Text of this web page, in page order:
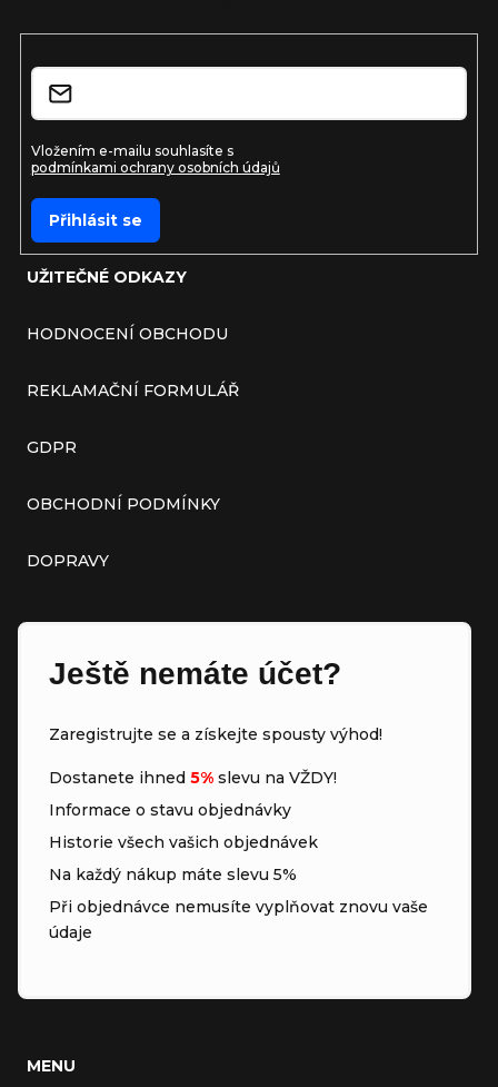
UŽITEČNÉ ODKAZY
HODNOCENÍ OBCHODU
REKLAMAČNÍ FORMULÁŘ
GDPR
OBCHODNÍ PODMÍNKY
DOPRAVY
Ještě nemáte účet?
Zaregistrujte se a získejte spousty výhod!
Dostanete ihned 5% slevu na VŽDY!
Informace o stavu objednávky
Historie všech vašich objednávek
Na každý nákup máte slevu 5%
Při objednávce nemusíte vyplňovat znovu vaše
údaje
MENU
Vložením e-mailu souhlasíte s
podmínkami ochrany osobních údajů
Přihlásit se